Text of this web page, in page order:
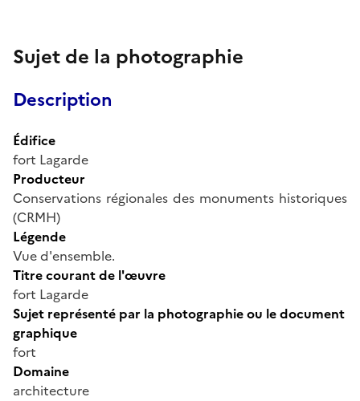
Sujet de la photographie
Description
Édifice
fort Lagarde
Producteur
Conservations régionales des monuments historiques
(CRMH)
Légende
Vue d'ensemble.
Titre courant de l'œuvre
fort Lagarde
Sujet représenté par la photographie ou le document
graphique
fort
Domaine
architecture